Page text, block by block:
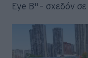
Eye B" – σχεδόν